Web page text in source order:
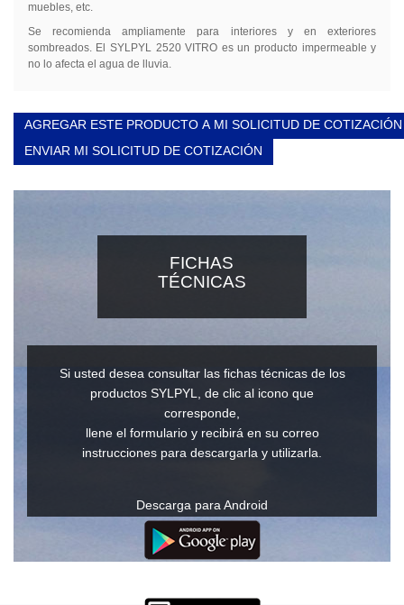
muebles, etc.
Se recomienda ampliamente para interiores y en exteriores
sombreados. El SYLPYL 2520 VITRO es un producto impermeable y
no lo afecta el agua de lluvia.
AGREGAR ESTE PRODUCTO A MI SOLICITUD DE COTIZACIÓN
ENVIAR MI SOLICITUD DE COTIZACIÓN
FICHAS
TÉCNICAS
Si usted desea consultar las fichas técnicas de los
productos SYLPYL, de clic al icono que
corresponde,
llene el formulario y recibirá en su correo
instrucciones para descargarla y utilizarla.
Descarga para Android